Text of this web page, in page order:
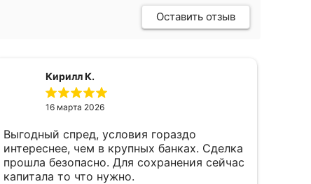
Оставить отзыв
Кирилл К.
16 марта 2026
Выгодный спред, условия гораздо
интереснее, чем в крупных банках. Сделка
прошла безопасно. Для сохранения сейчас
капитала то что нужно.